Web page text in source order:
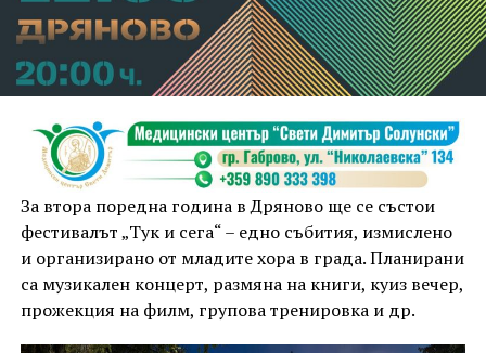
За втора поредна година в Дряново ще се състои
фестивалът „Тук и сега“ – едно събития, измислено
и организирано от младите хора в града. Планирани
са музикален концерт, размяна на книги, куиз вечер,
прожекция на филм, групова тренировка и др.